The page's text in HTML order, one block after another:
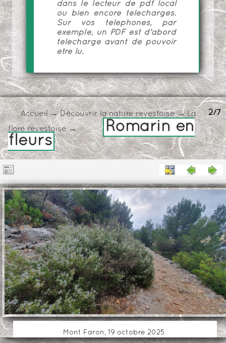
dans le lecteur de pdf local
ou bien encore téléchargés.
Sur vos téléphones, par
exemple, un PDF est d'abord
téléchargé avant de pouvoir
être lu.
2/7
Accueil→Découvrir la nature revestoise→La
flore revestoise→
Romarin en
fleurs
Mont Faron, 19 octobre 2025